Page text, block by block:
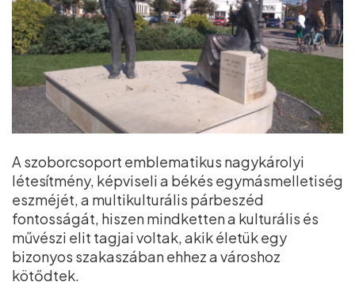
A szoborcsoport emblematikus nagykárolyi
létesítmény, képviseli a békés egymásmelletiség
eszméjét, a multikulturális párbeszéd
fontosságát, hiszen mindketten a kulturális és
művészi elit tagjai voltak, akik életük egy
bizonyos szakaszában ehhez a városhoz
kötődtek.